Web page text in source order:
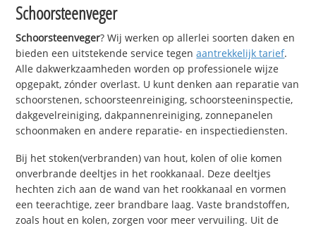
Schoorsteenveger
Schoorsteenveger? Wij werken op allerlei soorten daken en
bieden een uitstekende service tegenaantrekkelijk tarief.
Alle dakwerkzaamheden worden op professionele wijze
opgepakt, zónder overlast. U kunt denken aan reparatie van
schoorstenen, schoorsteenreiniging, schoorsteeninspectie,
dakgevelreiniging, dakpannenreiniging, zonnepanelen
schoonmaken en andere reparatie- en inspectiediensten.
Bij het stoken(verbranden) van hout, kolen of olie komen
onverbrande deeltjes in het rookkanaal. Deze deeltjes
hechten zich aan de wand van het rookkanaal en vormen
een teerachtige, zeer brandbare laag. Vaste brandstoffen,
zoals hout en kolen, zorgen voor meer vervuiling. Uit de